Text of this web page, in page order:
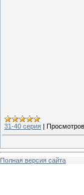
31-40 серия |
Полная версия сайта